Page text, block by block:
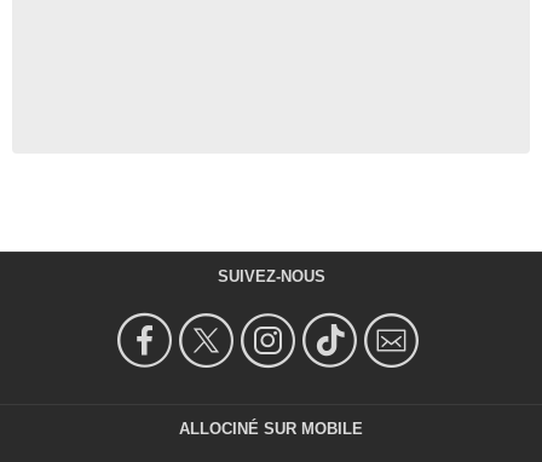
SUIVEZ-NOUS
ALLOCINÉ SUR MOBILE